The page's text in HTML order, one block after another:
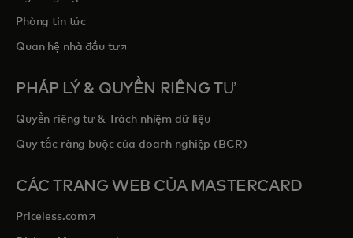
Phòng tin tức
Quan hệ nhà đầu tưopens in a new tab
PHÁP LÝ & QUYỀN RIÊNG TƯ
Quyền riêng tư & Trách nhiệm dữ liệu
Quy tắc ràng buộc của doanh nghiệp (BCR)
CÁC TRANG WEB CỦA MASTERCARD
Priceless.com opens in a new tab